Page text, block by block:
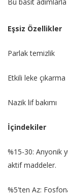
Eşsiz Özellikler
Parlak temizlik
Etkili leke çıkarma
Nazik lif bakımı
İçindekiler
%15-30: Anyonik
aktif maddeler.
%5'ten Az: